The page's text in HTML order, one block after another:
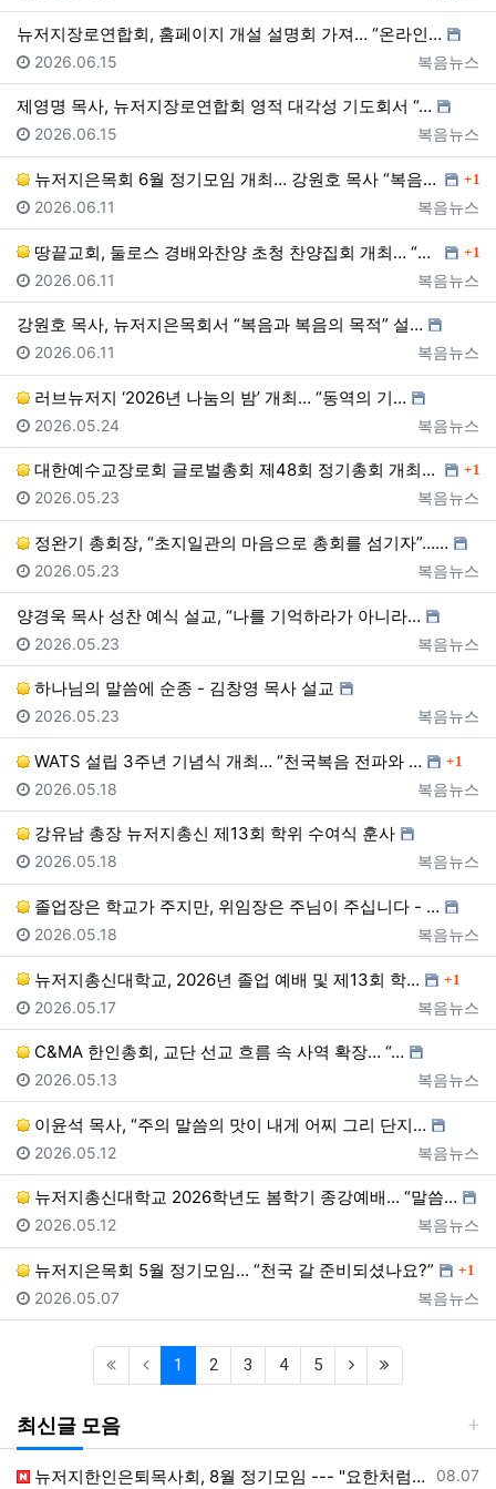
뉴저지장로연합회, 홈페이지 개설 설명회 가져… “온라인…
등록자
복음뉴스
등록일
2026.06.15
제영명 목사, 뉴저지장로연합회 영적 대각성 기도회서 “…
등록자
복음뉴스
등록일
2026.06.15
뉴저지은목회 6월 정기모임 개최… 강원호 목사 “복음은… 댓글
1
등록자
복음뉴스
등록일
2026.06.11
땅끝교회, 둘로스 경배와찬양 초청 찬양집회 개최… “한… 댓글
1
등록자
복음뉴스
등록일
2026.06.11
강원호 목사, 뉴저지은목회서 “복음과 복음의 목적” 설…
등록자
복음뉴스
등록일
2026.06.11
러브뉴저지 ‘2026년 나눔의 밤’ 개최… “동역의 기…
등록자
복음뉴스
등록일
2026.05.24
대한예수교장로회 글로벌총회 제48회 정기총회 개최… “… 댓글
1
등록자
복음뉴스
등록일
2026.05.23
정완기 총회장, “초지일관의 마음으로 총회를 섬기자”……
등록자
복음뉴스
등록일
2026.05.23
양경욱 목사 성찬 예식 설교, “나를 기억하라가 아니라…
등록자
복음뉴스
등록일
2026.05.23
하나님의 말씀에 순종 - 김창영 목사 설교
등록자
복음뉴스
등록일
2026.05.23
WATS 설립 3주년 기념식 개최… “천국복음 전파와 … 댓글
1
등록자
복음뉴스
등록일
2026.05.18
강유남 총장 뉴저지총신 제13회 학위 수여식 훈사
등록자
복음뉴스
등록일
2026.05.18
졸업장은 학교가 주지만, 위임장은 주님이 주십니다 - …
등록자
복음뉴스
등록일
2026.05.18
뉴저지총신대학교, 2026년 졸업 예배 및 제13회 학… 댓글
1
등록자
복음뉴스
등록일
2026.05.17
C&MA 한인총회, 교단 선교 흐름 속 사역 확장… “…
등록자
복음뉴스
등록일
2026.05.13
이윤석 목사, “주의 말씀의 맛이 내게 어찌 그리 단지…
등록자
복음뉴스
등록일
2026.05.12
뉴저지총신대학교 2026학년도 봄학기 종강예배… “말씀…
등록자
복음뉴스
등록일
2026.05.12
뉴저지은목회 5월 정기모임… “천국 갈 준비되셨나요?” 댓글
1
등록자
복음뉴스
등록일
2026.05.07
1 (current)
2 3 4 5 (next)
최신글 모음
등록일
08.07
뉴저지한인은퇴목사회, 8월 정기모임 --- "요한처럼 예수님만 높이며 살자"